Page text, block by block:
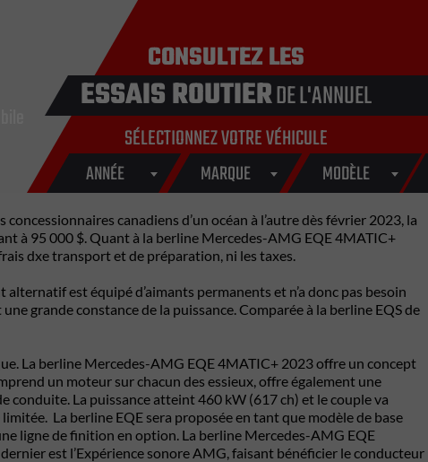
CONSULTEZ LES
ESSAIS ROUTIERDE L'ANNUEL
SÉLECTIONNEZ VOTRE VÉHICULE
ANNÉE MARQUE MODÈLE
canadiens d’un océan à l’autre dès février 2023, la
à 95 000 $. Quant à la berline Mercedes-AMG EQE 4MATIC+
dxe transport et de préparation, ni les taxes.
est équipé d’aimants permanents et n’a donc pas besoin
grande constance de la puissance. Comparée à la berline EQS de
La berline Mercedes-AMG EQE 4MATIC+ 2023 offre un concept
un moteur sur chacun des essieux, offre également une
La puissance atteint 460 kW (617 ch) et le couple va
La berline EQE sera proposée en tant que modèle de base
ligne de finition en option. La berline Mercedes-AMG EQE
est l’Expérience sonore AMG, faisant bénéficier le conducteur